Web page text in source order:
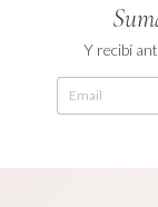
Y recibí